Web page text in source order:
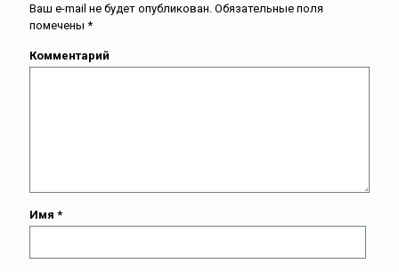
Ваш e-mail не будет опубликован. Обязательные поля
помечены *
Комментарий
Имя *